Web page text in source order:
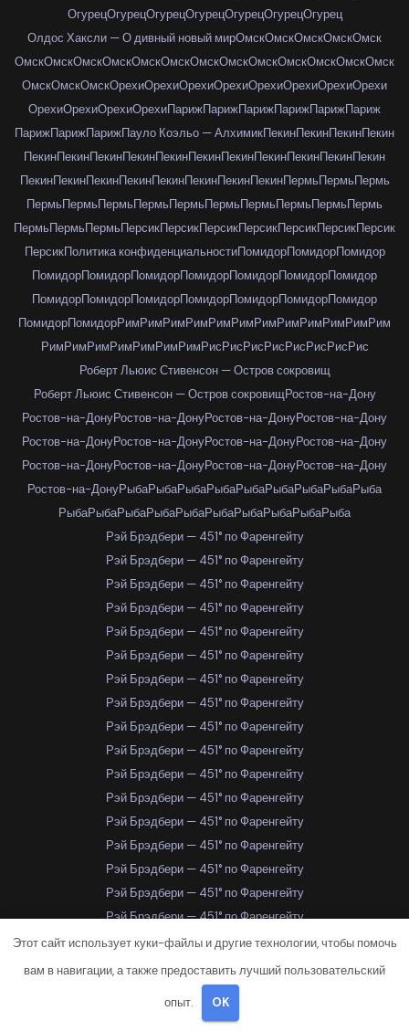
ОгурецОгурецОгурецОгурецОгурецОгурецОгурец
Олдос Хаксли — О дивный новый мирОмскОмскОмскОмскОмск
ОмскОмскОмскОмскОмскОмскОмскОмскОмскОмскОмскОмскОмск
ОмскОмскОмскОрехиОрехиОрехиОрехиОрехиОрехиОрехиОрехи
ОрехиОрехиОрехиОрехиПарижПарижПарижПарижПарижПариж
ПарижПарижПарижПауло Коэльо — АлхимикПекинПекинПекинПекин
ПекинПекинПекинПекинПекинПекинПекинПекинПекинПекинПекин
ПекинПекинПекинПекинПекинПекинПекинПекинПермьПермьПермь
ПермьПермьПермьПермьПермьПермьПермьПермьПермьПермь
ПермьПермьПермьПерсикПерсикПерсикПерсикПерсикПерсикПерсик
ПерсикПолитика конфиденциальностиПомидорПомидорПомидор
ПомидорПомидорПомидорПомидорПомидорПомидорПомидор
ПомидорПомидорПомидорПомидорПомидорПомидорПомидор
ПомидорПомидорРимРимРимРимРимРимРимРимРимРимРимРим
РимРимРимРимРимРимРимРисРисРисРисРисРисРисРис
Роберт Льюис Стивенсон — Остров сокровищ
Роберт Льюис Стивенсон — Остров сокровищРостов-на-Дону
Ростов-на-ДонуРостов-на-ДонуРостов-на-ДонуРостов-на-Дону
Ростов-на-ДонуРостов-на-ДонуРостов-на-ДонуРостов-на-Дону
Ростов-на-ДонуРостов-на-ДонуРостов-на-ДонуРостов-на-Дону
Ростов-на-ДонуРыбаРыбаРыбаРыбаРыбаРыбаРыбаРыбаРыба
РыбаРыбаРыбаРыбаРыбаРыбаРыбаРыбаРыбаРыба
Рэй Брэдбери — 451° по Фаренгейту
Рэй Брэдбери — 451° по Фаренгейту
Рэй Брэдбери — 451° по Фаренгейту
Рэй Брэдбери — 451° по Фаренгейту
Рэй Брэдбери — 451° по Фаренгейту
Рэй Брэдбери — 451° по Фаренгейту
Рэй Брэдбери — 451° по Фаренгейту
Рэй Брэдбери — 451° по Фаренгейту
Рэй Брэдбери — 451° по Фаренгейту
Рэй Брэдбери — 451° по Фаренгейту
Рэй Брэдбери — 451° по Фаренгейту
Рэй Брэдбери — 451° по Фаренгейту
Рэй Брэдбери — 451° по Фаренгейту
Рэй Брэдбери — 451° по Фаренгейту
Рэй Брэдбери — 451° по Фаренгейту
Рэй Брэдбери — 451° по Фаренгейту
Рэй Брэдбери — 451° по Фаренгейту
Рэй Брэдбери — 451° по Фаренгейту
Рэй Брэдбери — 451° по Фаренгейту
Рэй Брэдбери — 451° по Фаренгейту
Рэй Брэдбери — 451° по Фаренгейту
Этот сайт использует куки-файлы и другие технологии, чтобы помочь
вам в навигации, а также предоставить лучший пользовательский
опыт. OK